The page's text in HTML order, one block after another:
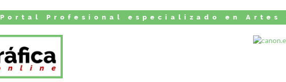
Portal Profesional especializado en Artes